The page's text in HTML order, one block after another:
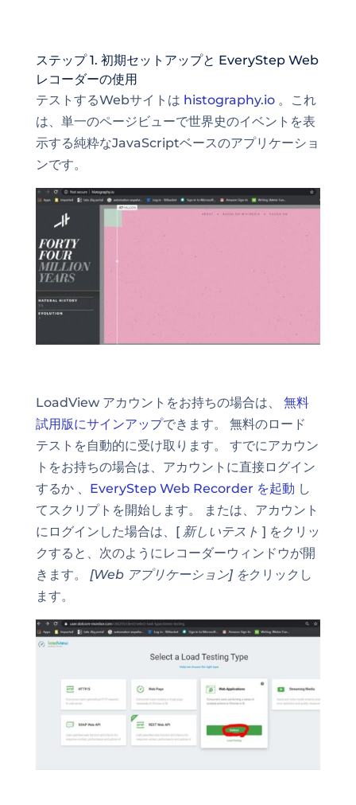
ステップ 1. 初期セットアップと EveryStep Web
レコーダーの使用
テストするWebサイトは histography.io。これ
は、単一のページビューで世界史のイベントを表
示する純粋なJavaScriptベースのアプリケーショ
ンです。
LoadView アカウントをお持ちの場合は、 無料
試用版にサインアップできます。 無料のロード
テストを自動的に受け取ります。 すでにアカウン
トをお持ちの場合は、アカウントに直接ログイン
するか
、EveryStep Web Recorder を起動 し
てスクリプトを開始します。 または、アカウント
にログインした場合は、[ 新しいテスト ] をクリッ
クすると、次のようにレコーダーウィンドウが開
きます。 [Web アプリケーション] をクリックし
ます。